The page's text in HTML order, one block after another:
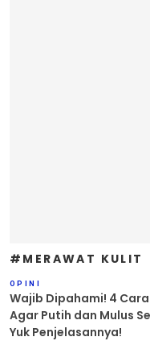
#MERAWAT KULIT
OPINI
Wajib Dipahami! 4
Agar Putih dan Mulus
Yuk Penjelasannya!